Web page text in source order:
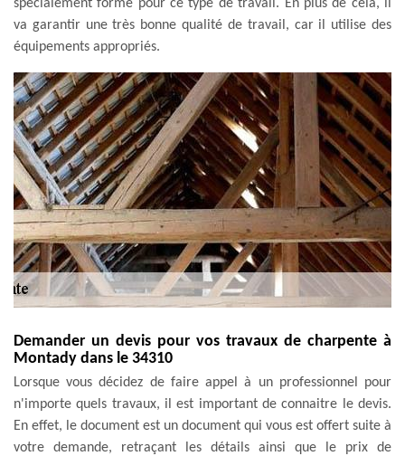
spécialement formé pour ce type de travail. En plus de cela, il
va garantir une très bonne qualité de travail, car il utilise des
équipements appropriés.
Demander un devis pour vos travaux de charpente à
Montady dans le 34310
Lorsque vous décidez de faire appel à un professionnel pour
n'importe quels travaux, il est important de connaitre le devis.
En effet, le document est un document qui vous est offert suite à
votre demande, retraçant les détails ainsi que le prix de